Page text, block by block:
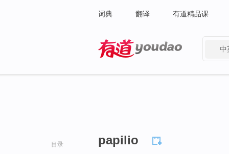
词典 翻译 有道精品课
中
目录 papilio